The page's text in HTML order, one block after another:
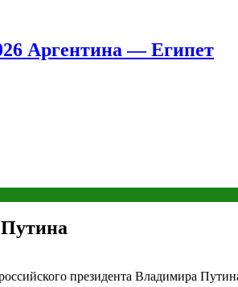
Аргентина — Египет
президента Владимира